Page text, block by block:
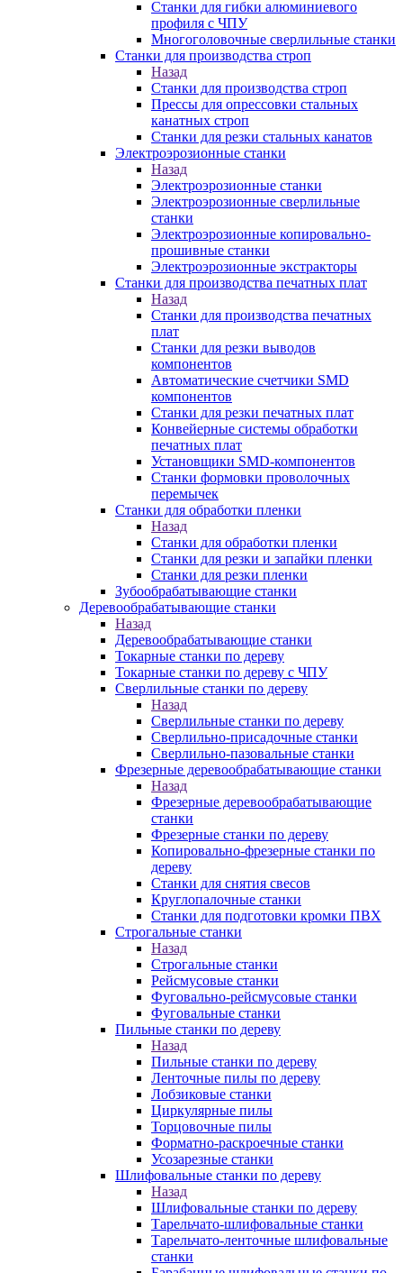
Станки для гибки алюминиевого
профиля с ЧПУ
Многоголовочные сверлильные станки
Станки для производства строп
Назад
Станки для производства строп
Прессы для опрессовки стальных
канатных строп
Станки для резки стальных канатов
Электроэрозионные станки
Назад
Электроэрозионные станки
Электроэрозионные сверлильные
станки
Электроэрозионные копировально-
прошивные станки
Электроэрозионные экстракторы
Станки для производства печатных плат
Назад
Станки для производства печатных
плат
Станки для резки выводов
компонентов
Автоматические счетчики SMD
компонентов
Станки для резки печатных плат
Конвейерные системы обработки
печатных плат
Установщики SMD-компонентов
Станки формовки проволочных
перемычек
Станки для обработки пленки
Назад
Станки для обработки пленки
Станки для резки и запайки пленки
Станки для резки пленки
Зубообрабатывающие станки
Деревообрабатывающие станки
Назад
Деревообрабатывающие станки
Токарные станки по дереву
Токарные станки по дереву с ЧПУ
Сверлильные станки по дереву
Назад
Сверлильные станки по дереву
Сверлильно-присадочные станки
Сверлильно-пазовальные станки
Фрезерные деревообрабатывающие станки
Назад
Фрезерные деревообрабатывающие
станки
Фрезерные станки по дереву
Копировально-фрезерные станки по
дереву
Станки для снятия свесов
Круглопалочные станки
Станки для подготовки кромки ПВХ
Строгальные станки
Назад
Строгальные станки
Рейсмусовые станки
Фуговально-рейсмусовые станки
Фуговальные станки
Пильные станки по дереву
Назад
Пильные станки по дереву
Ленточные пилы по дереву
Лобзиковые станки
Циркулярные пилы
Торцовочные пилы
Форматно-раскроечные станки
Усозарезные станки
Шлифовальные станки по дереву
Назад
Шлифовальные станки по дереву
Тарельчато-шлифовальные станки
Тарельчато-ленточные шлифовальные
станки